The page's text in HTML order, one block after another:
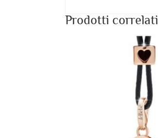
Prodotti correlati